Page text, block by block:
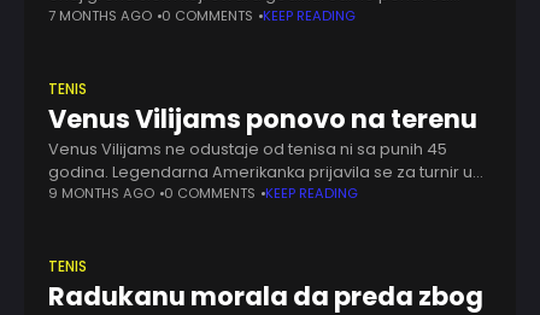
Australijan opena nedostaje Igi Sfjontek da kompletira
7 MONTHS AGO 0 COMMENTS KEEP READING
TENIS
Venus Vilijams ponovo na terenu
Venus Vilijams ne odustaje od tenisa ni sa punih 45
godina. Legendarna Amerikanka prijavila se za turnir u
Brizbejnu, na početku 2026. godine, a to znači da će
9 MONTHS AGO 0 COMMENTS KEEP READING
TENIS
Radukanu morala da preda zbog